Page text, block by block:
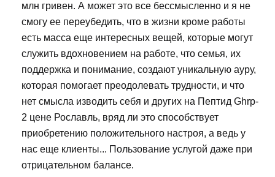
млн гривен. А может это все бессмысленно и я не
смогу ее переубедить, что в жизни кроме работы
есть масса еще интересных вещей, которые могут
служить вдохновением на работе, что семья, их
поддержка и понимание, создают уникальную ауру,
которая помогает преодолевать трудности, и что
нет смысла изводить себя и других на Пептид Ghrp-
2 цене Рославль, вряд ли это способствует
приобретению положительного настроя, а ведь у
нас еще клиенты... Пользование услугой даже при
отрицательном балансе.